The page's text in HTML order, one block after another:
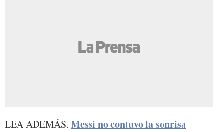
LEA ADEMÁS. Messi no contuvo la sonrisa